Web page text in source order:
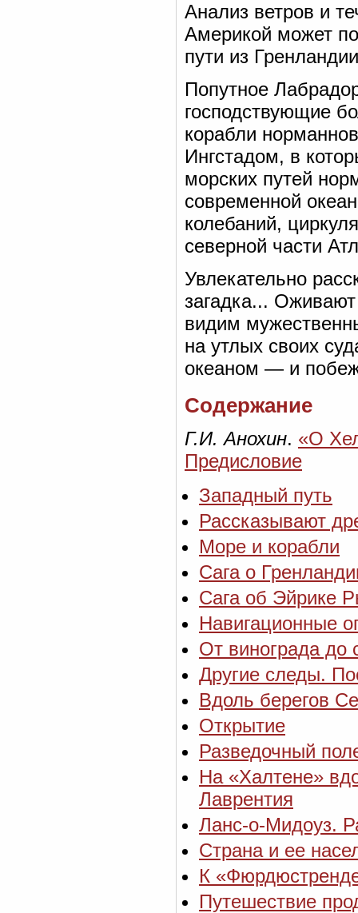
Анализ ветров и
Америкой может
пути из
Попутное
господствующие
корабли
Ингстадом, в
морских путей
современной
колебаний,
северной части
Увлекательно
загадка...
видим
на утлых своих
океаном — и
Содержание
Г.И. Анохин. «О
Предисловие
Западный путь
Рассказывают
Море и корабли
Сага о
Сага об Эйрике
Навигационные
От винограда до
Другие следы.
Вдоль берегов
Открытие
Разведочный
На «Халтене»
Лаврентия
Ланс-о-Мидоуз.
Страна и ее
К
Путешествие